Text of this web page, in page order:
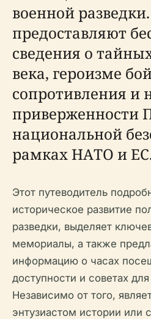
военной
предоставляют
сведения о
века, героизме
сопротивления и
приверженности
национальной
рамках НАТО и
Этот путеводитель
историческое развитие
разведки, выделяет
мемориалы, а также
информацию о часах
доступности и советах
Независимо от того,
энтузиастом истории или